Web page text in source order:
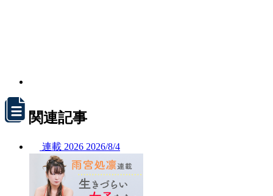
関連記事
連載 2026 2026/8/4